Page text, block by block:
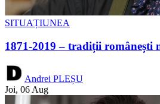
SITUAȚIUNEA
1871-2019 – tradiții românești
Andrei PLEȘU
Joi, 06 Aug